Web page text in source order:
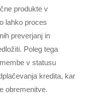
produkte v
lahko proces
preverjanj in
Poleg tega
v statusu
kredita, kar
obremenitve.